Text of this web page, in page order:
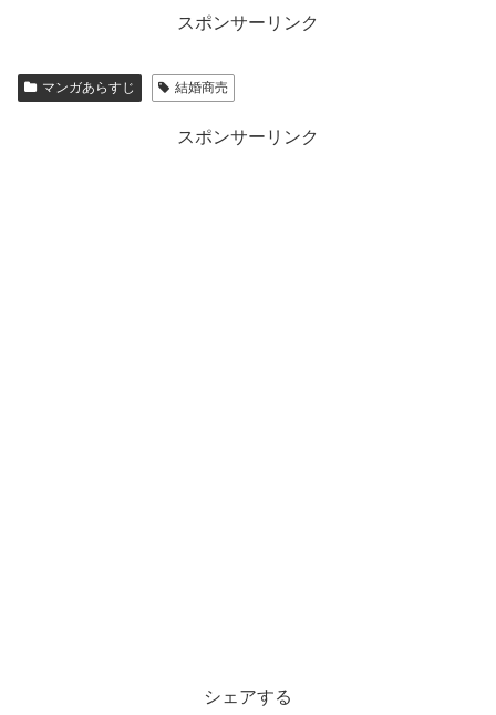
スポンサーリンク
マンガあらすじ 結婚商売
スポンサーリンク
シェアする